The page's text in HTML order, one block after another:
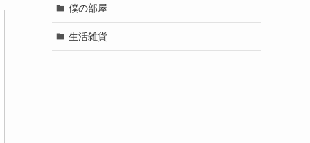
僕の部屋
生活雑貨